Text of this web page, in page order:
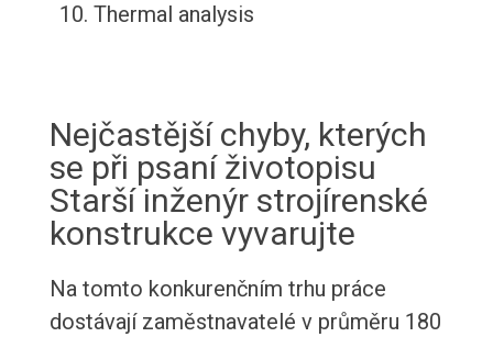
Thermal analysis
Nejčastější chyby, kterých
se při psaní životopisu
Starší inženýr strojírenské
konstrukce vyvarujte
Na tomto konkurenčním trhu práce
dostávají zaměstnavatelé v průměru 180